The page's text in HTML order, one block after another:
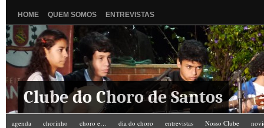
HOME QUEM SOMOS ENTREVISTAS
Clube do Choro de Santos
agenda chorinho choro e… dia do choro entrevistas Nosso Clube